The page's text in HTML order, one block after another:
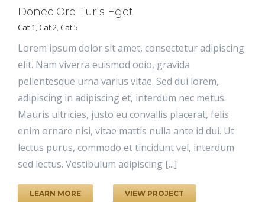
Donec Ore Turis Eget
Cat 1,Cat 2,Cat 5
Lorem ipsum dolor sit amet, consectetur adipiscing
elit. Nam viverra euismod odio, gravida
pellentesque urna varius vitae. Sed dui lorem,
adipiscing in adipiscing et, interdum nec metus.
Mauris ultricies, justo eu convallis placerat, felis
enim ornare nisi, vitae mattis nulla ante id dui. Ut
lectus purus, commodo et tincidunt vel, interdum
sed lectus. Vestibulum adipiscing [...]
LEARN MORE VIEW PROJECT